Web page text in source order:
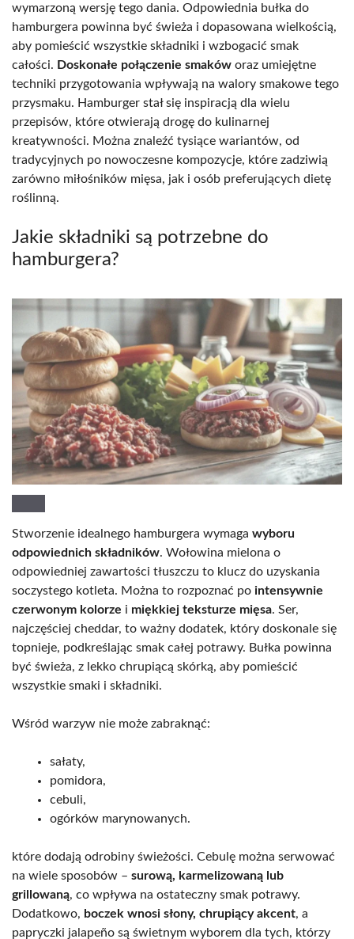
wymarzoną wersję tego dania. Odpowiednia bułka do
hamburgera powinna być świeża i dopasowana wielkością,
aby pomieścić wszystkie składniki i wzbogacić smak
całości. Doskonałe połączenie smaków oraz umiejętne
techniki przygotowania wpływają na walory smakowe tego
przysmaku. Hamburger stał się inspiracją dla wielu
przepisów, które otwierają drogę do kulinarnej
kreatywności. Można znaleźć tysiące wariantów, od
tradycyjnych po nowoczesne kompozycje, które zadziwią
zarówno miłośników mięsa, jak i osób preferujących dietę
roślinną.
Jakie składniki są potrzebne do
hamburgera?
Stworzenie idealnego hamburgera wymaga wyboru
odpowiednich składników. Wołowina mielona o
odpowiedniej zawartości tłuszczu to klucz do uzyskania
soczystego kotleta. Można to rozpoznać po intensywnie
czerwonym kolorze i miękkiej teksturze mięsa. Ser,
najczęściej cheddar, to ważny dodatek, który doskonale się
topnieje, podkreślając smak całej potrawy. Bułka powinna
być świeża, z lekko chrupiącą skórką, aby pomieścić
wszystkie smaki i składniki.
Wśród warzyw nie może zabraknąć:
sałaty,
pomidora,
cebuli,
ogórków marynowanych.
które dodają odrobiny świeżości. Cebulę można serwować
na wiele sposobów – surową, karmelizowaną lub
grillowaną, co wpływa na ostateczny smak potrawy.
Dodatkowo, boczek wnosi słony, chrupiący akcent, a
papryczki jalapeño są świetnym wyborem dla tych, którzy